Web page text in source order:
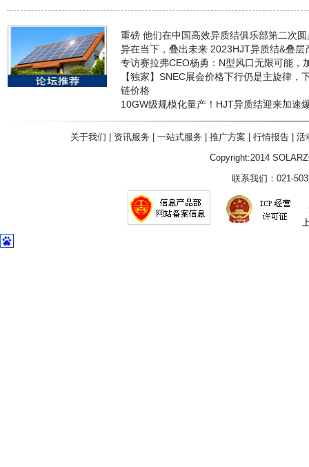
重磅 他们在中国高效异质结俱乐部第二次
异在当下，叠出未来 2023HJT异质结&叠层
专访赛拉弗CEO杨勇：N型风口无限可能，
【独家】SNEC展会价格下行仍是主旋律，
链价格
10GW级规模化量产！HJT异质结迎来加速
关于我们 资讯服务 一站式服务 推广方案 行情报告| 活
Copyright:2014
联系我们：021-